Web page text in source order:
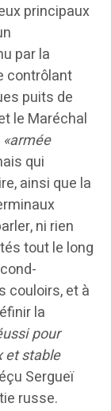
principaux
par la
contrôlant
puits de
le Maréchal
«armée
qui
ainsi que la
ni rien
tout le long
couloirs, et à
la
pour
et stable
Sergueï
russe.